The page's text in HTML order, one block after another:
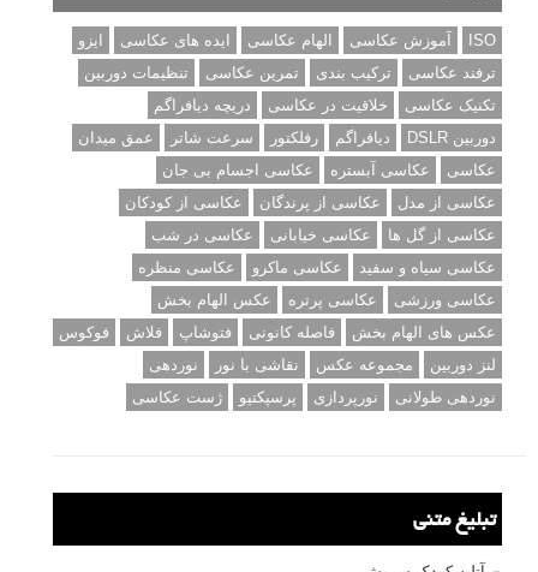
ISO آموزش عکاسی الهام عکاسی ایده های عکاسی
ایزو
ترفند عکاسی
ترکیب بندی تمرین عکاسی
تنظیمات دوربین
تکنیک عکاسی
خلاقیت در عکاسی
دریچه دیافراگم
دوربین DSLR
دیافراگم رفلکتور سرعت شاتر
عمق میدان
عکاسی
عکاسی آبستره
عکاسی اجسام بی جان
عکاسی از مدل
عکاسی از پرندگان
عکاسی از کودکان
عکاسی از گل ها
عکاسی خیابانی
عکاسی در شب
عکاسی سیاه و سفید
عکاسی ماکرو
عکاسی منظره
عکاسی ورزشی
عکاسی پرتره
عکس الهام بخش
عکس های الهام بخش
فاصله کانونی فتوشاپ فلاش
فوکوس
لنز دوربین
مجموعه عکس نقاشی با نور
نوردهی
نوردهی طولانی
نورپردازی پرسپکتیو ژست عکاسی
تبلیغ متنی